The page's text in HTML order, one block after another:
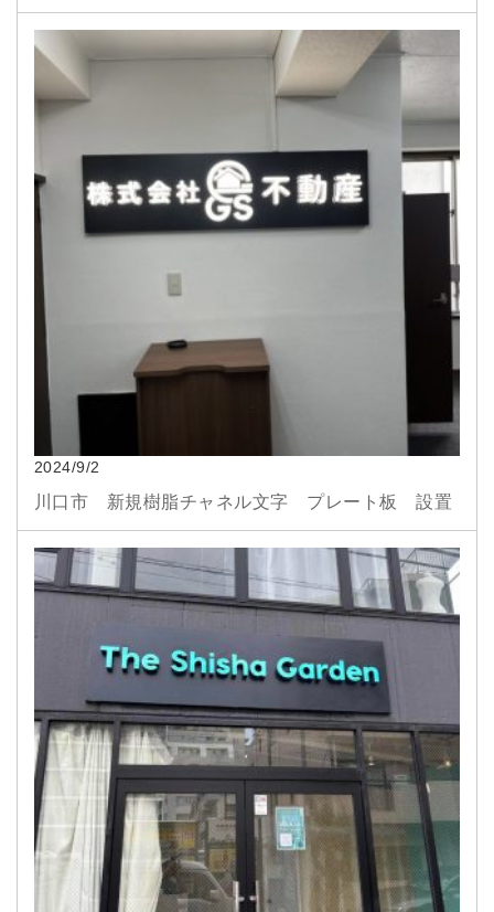
2024/9/2
川口市 新規樹脂チャネル文字 プレート板 設置